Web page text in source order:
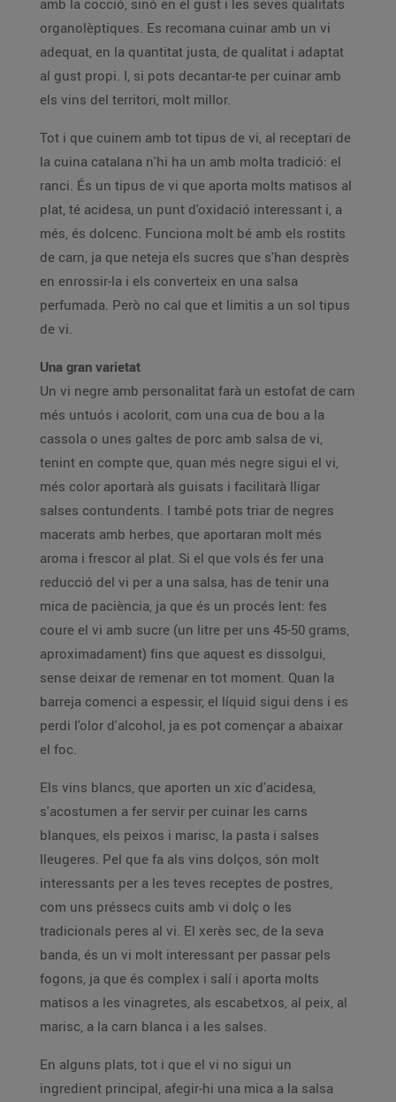
amb la cocció, sinó en el gust i les seves qualitats
organolèptiques. Es recomana cuinar amb un vi
adequat, en la quantitat justa, de qualitat i adaptat
al gust propi. I, si pots decantar-te per cuinar amb
els vins del territori, molt millor.
Tot i que cuinem amb tot tipus de vi, al receptari de
la cuina catalana n'hi ha un amb molta tradició: el
ranci. És un tipus de vi que aporta molts matisos al
plat, té acidesa, un punt d'oxidació interessant i, a
més, és dolcenc. Funciona molt bé amb els rostits
de carn, ja que neteja els sucres que s'han desprès
en enrossir-la i els converteix en una salsa
perfumada. Però no cal que et limitis a un sol tipus
de vi.
Una gran varietat
Un vi negre amb personalitat farà un estofat de carn
més untuós i acolorit, com una cua de bou a la
cassola o unes galtes de porc amb salsa de vi,
tenint en compte que, quan més negre sigui el vi,
més color aportarà als guisats i facilitarà lligar
salses contundents. I també pots triar de negres
macerats amb herbes, que aportaran molt més
aroma i frescor al plat. Si el que vols és fer una
reducció del vi per a una salsa, has de tenir una
mica de paciència, ja que és un procés lent: fes
coure el vi amb sucre (un litre per uns 45-50 grams,
aproximadament) fins que aquest es dissolgui,
sense deixar de remenar en tot moment. Quan la
barreja comenci a espessir, el líquid sigui dens i es
perdi l'olor d'alcohol, ja es pot començar a abaixar
el foc.
Els vins blancs, que aporten un xic d'acidesa,
s'acostumen a fer servir per cuinar les carns
blanques, els peixos i marisc, la pasta i salses
lleugeres. Pel que fa als vins dolços, són molt
interessants per a les teves receptes de postres,
com uns préssecs cuits amb vi dolç o les
tradicionals peres al vi. El xerès sec, de la seva
banda, és un vi molt interessant per passar pels
fogons, ja que és complex i salí i aporta molts
matisos a les vinagretes, als escabetxos, al peix, al
marisc, a la carn blanca i a les salses.
En alguns plats, tot i que el vi no sigui un
ingredient principal, afegir-hi una mica a la salsa